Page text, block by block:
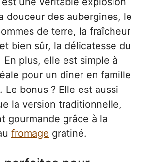
douceur des aubergines, le
de terre, la fraîcheur
bien sûr, la délicatesse du
En plus, elle est simple à
pour un dîner en famille
Le bonus ? Elle est aussi
la version traditionnelle,
gourmande grâce à la
fromage gratiné.